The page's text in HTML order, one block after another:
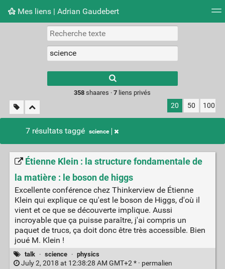
Mes liens | Adrian Gaudebert
Nuage de tags Mur d'images
results.
358 shaares ·7 liens privés
20 50 100
7 résultats taggé science
Étienne Klein : la structure fondamentale de
la matière : le boson de higgs
Excellente conférence chez Thinkerview de Étienne
Klein qui explique ce qu'est le boson de Higgs, d'où il
vient et ce que se découverte implique. Aussi
incroyable que ça puisse paraître, j'ai compris un
paquet de trucs, ça doit donc être très accessible. Bien
joué M. Klein !
talk · science · physics
July 2, 2018 at 12:38:28 AM GMT+2 * · permalien